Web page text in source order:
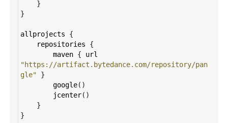
}
}
allprojects {
repositories {
maven { url
"https://artifact.bytedance.com/repository/pan
gle" }
google()
jcenter()
}
}